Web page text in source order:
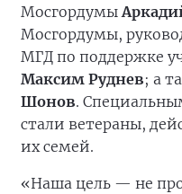
Мосгордумы
Мосгордумы,
МГД по поддержке
Максим Руднев; а
Шонов.
стали ветераны,
их семей.
«Наша цель — не